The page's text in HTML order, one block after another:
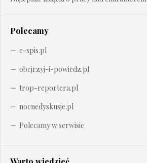
Polecamy
e-spis.pl
obejrzyj-i-powiedz.pl
trop-reportera.pl
nocnedyskusje.pl
Polecamy w serwisie